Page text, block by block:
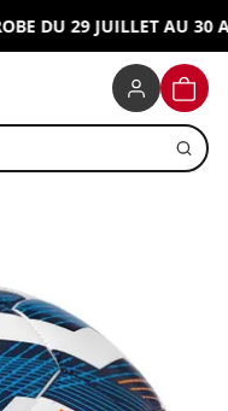
DU 29 JUILLET AU 30